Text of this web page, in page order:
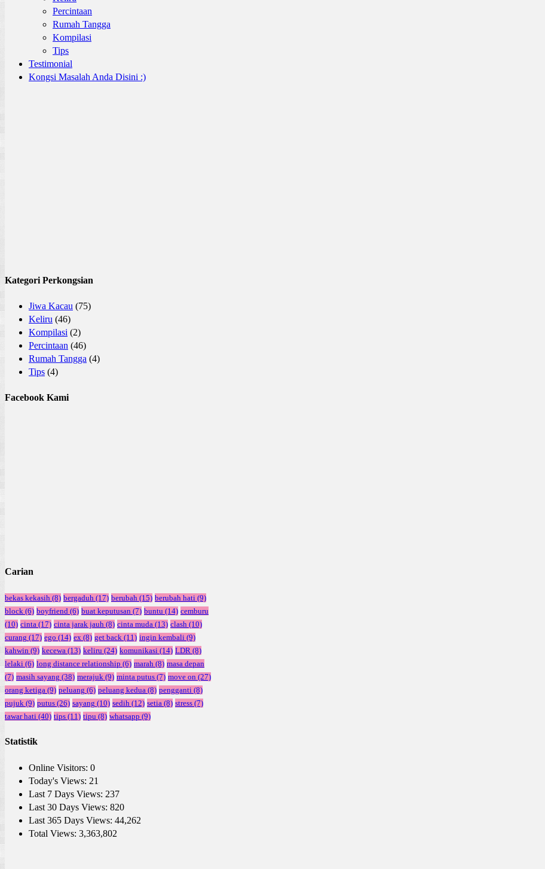
Percintaan
Rumah Tangga
Kompilasi
Tips
Testimonial
Kongsi Masalah Anda Disini :)
Kategori Perkongsian
Jiwa Kacau (75)
Keliru (46)
Kompilasi (2)
Percintaan (46)
Rumah Tangga (4)
Tips (4)
Facebook Kami
Carian
bekas kekasih (8) bergaduh (17) berubah (15) berubah hati (9)
block (6) boyfriend (6) buat keputusan (7) buntu (14) cemburu
(10) cinta (17) cinta jarak jauh (8) cinta muda (13) clash (10)
curang (17) ego (14) ex (8) get back (11) ingin kembali (9)
kahwin (9) kecewa (13) keliru (24) komunikasi (14) LDR (8)
lelaki (6) long distance relationship (6) marah (8) masa depan
(7) masih sayang (38) merajuk (9) minta putus (7) move on (27)
orang ketiga (9) peluang (6) peluang kedua (8) pengganti (8)
pujuk (9) putus (26) sayang (10) sedih (12) setia (8) stress (7)
tawar hati (40) tips (11) tipu (8) whatsapp (9)
Statistik
Online Visitors: 0
Today's Views: 21
Last 7 Days Views: 237
Last 30 Days Views: 820
Last 365 Days Views: 44,262
Total Views: 3,363,802